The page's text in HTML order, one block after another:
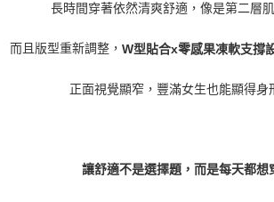
長時間穿著依然清爽舒適，像是第二層
而且版型重新調整， W型貼合x零感果凍軟支撐
正面視覺顯窄，豐滿女生也能顯得身
讓舒適不是選擇題，而是每天都想